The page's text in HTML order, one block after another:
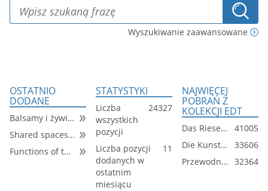
Wyszukiwanie zaawansowane
OSTATNIO
DODANE
Balsamy i żywice naturalne. Właściwości, otrzymywanie i zastosowanie w przemyśle perfumeryjnym
Shared spaces in developer-built single-family housing estates: a typological analysis and spatial determinants of their social potential
Functions of temporary pavilions developed within academic design courses in the housing environment
STATYSTYKI
Liczba
wszystkich
pozycji
24327
Liczba pozycji
dodanych w
ostatnim
miesiącu
11
NAJWIĘCEJ
POBRAŃ Z
KOLEKCJI EDT
Das Riesengebirge und seine Nachbargebirge
41005
Die Kunstdenkmäler des Reg.-Bezirks Oppeln
33606
Przewodnik po Lwowie i okolicy z Żółkwią i Podhorcami : z planem miasta i teatru
32364